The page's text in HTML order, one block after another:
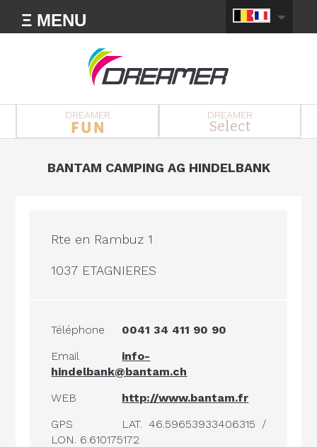
Ξ MENU
DREAMER DREAMER
Select
BANTAM CAMPING AG HINDELBANK
Rte en Rambuz 1
1037 ETAGNIERES
Téléphone
0041 34 411 90 90
Email
info-
hindelbank@bantam.ch
WEB
http://www.bantam.fr
GPS
LAT. 46.59653933406315 /
LON. 6.610175172